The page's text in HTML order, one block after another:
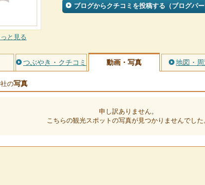
と見る
ブログからクチコミを投稿する（ブログパー
つぶやき・クチコミ 動画・写真 地図・
の写真
申し訳ありません。
こちらの観光スポットの写真が見つかりませんでした